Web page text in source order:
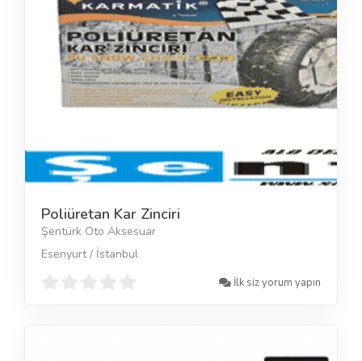
Poliüretan Kar Zinciri
Şentürk Oto Aksesuar
Esenyurt / İstanbul
İlk siz yorum yapın